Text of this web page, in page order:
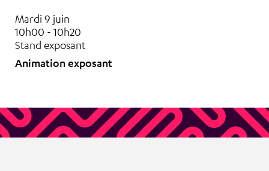
Mardi 9 juin
10h00 - 10h20
Stand exposant
Animation exposant